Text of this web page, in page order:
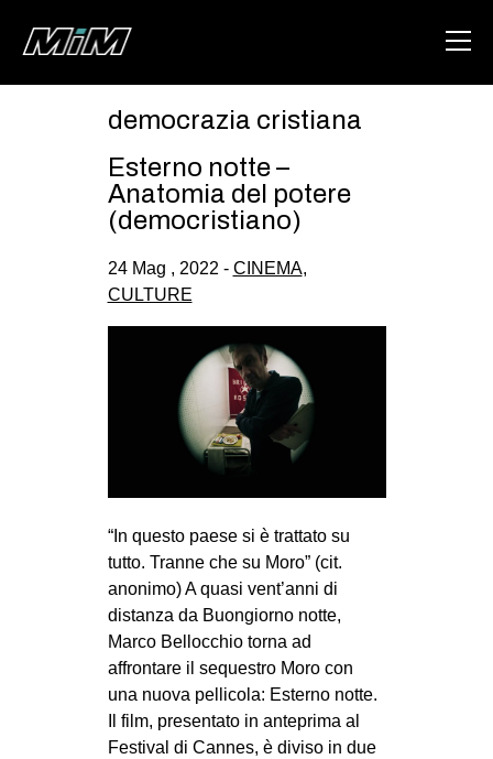
ABOUT
DEGENERAZIONE
CSOA LAMBRETTA
MSM
STUDENTI TSUNAMI
ZAM
MOBILITAZIONI
SPAZI
SPORT POPOLARE
MOVIMENTI
AMBIENTE
ANTIFASCISMO
democrazia cristiana
Esterno notte –
Anatomia del potere
(democristiano)
24 Mag , 2022 - CINEMA,
CULTURE
“In questo paese si è trattato su
tutto. Tranne che su Moro” (cit.
anonimo) A quasi vent’anni di
distanza da Buongiorno notte,
Marco Bellocchio torna ad
affrontare il sequestro Moro con
una nuova pellicola: Esterno notte.
Il film, presentato in anteprima al
Festival di Cannes, è diviso in due